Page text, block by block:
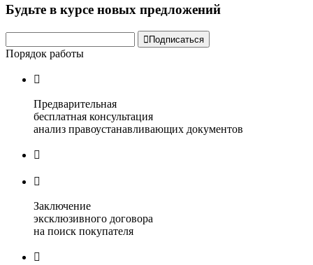
Будьте в курсе новых предложений
 Подписаться
Порядок работы

Предварительная
бесплатная консультация
анализ правоустанавливающих документов


Заключение
эксклюзивного договора
на поиск покупателя
